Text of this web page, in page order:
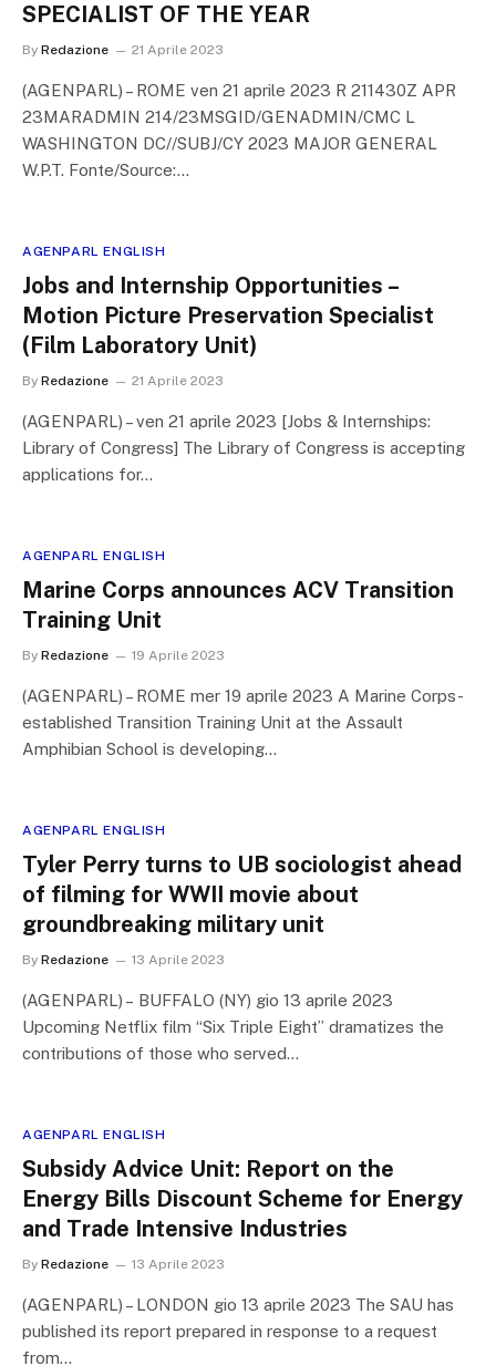
SPECIALIST OF THE YEAR
By Redazione 21 Aprile 2023
(AGENPARL) – ROME ven 21 aprile 2023 R 211430Z APR
23MARADMIN 214/23MSGID/GENADMIN/CMC L
WASHINGTON DC//SUBJ/CY 2023 MAJOR GENERAL
W.P.T. Fonte/Source:…
AGENPARL ENGLISH
Jobs and Internship Opportunities –
Motion Picture Preservation Specialist
(Film Laboratory Unit)
By Redazione 21 Aprile 2023
(AGENPARL) – ven 21 aprile 2023 [Jobs & Internships:
Library of Congress] The Library of Congress is accepting
applications for…
AGENPARL ENGLISH
Marine Corps announces ACV Transition
Training Unit
By Redazione 19 Aprile 2023
(AGENPARL) – ROME mer 19 aprile 2023 A Marine Corps-
established Transition Training Unit at the Assault
Amphibian School is developing…
AGENPARL ENGLISH
Tyler Perry turns to UB sociologist ahead
of filming for WWII movie about
groundbreaking military unit
By Redazione 13 Aprile 2023
(AGENPARL) – BUFFALO (NY) gio 13 aprile 2023
Upcoming Netflix film “Six Triple Eight” dramatizes the
contributions of those who served…
AGENPARL ENGLISH
Subsidy Advice Unit: Report on the
Energy Bills Discount Scheme for Energy
and Trade Intensive Industries
By Redazione 13 Aprile 2023
(AGENPARL) – LONDON gio 13 aprile 2023 The SAU has
published its report prepared in response to a request
from…